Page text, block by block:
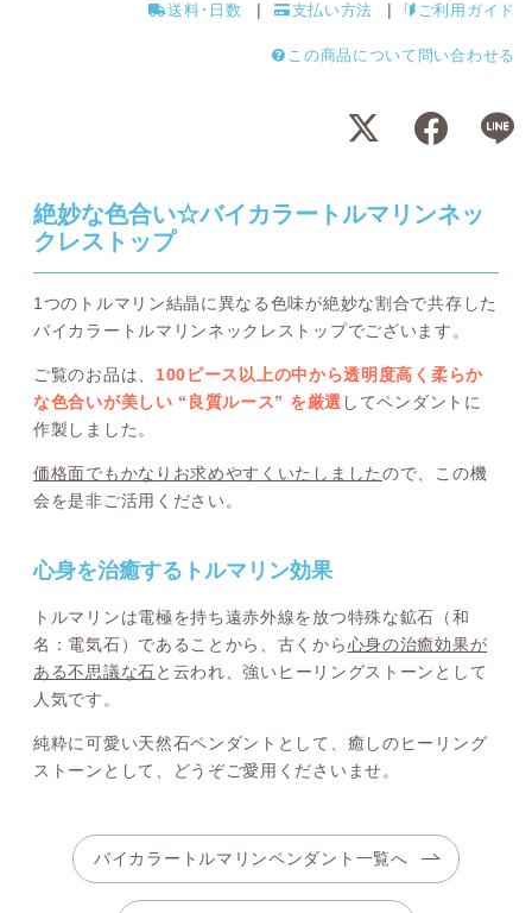
送料･日数 支払い方法 ご利用ガイド
この商品について問い合わせる
絶妙な色合い☆バイカラートルマリンネッ
クレストップ
1つのトルマリン結晶に異なる色味が絶妙な割合で共存した
バイカラートルマリンネックレストップでございます。
ご覧のお品は、 100ピース以上の中から透明度高く柔らか
な色合いが美しい “良質ルース” を厳選 してペンダントに
作製しました。
価格面でもかなりお求めやすくいたしましたので、この機
会を是非ご活用ください。
心身を治癒するトルマリン効果
トルマリンは電極を持ち遠赤外線を放つ特殊な鉱石（和
名：電気石）であることから、古くから心身の治癒効果が
ある不思議な石と云われ、強いヒーリングストーンとして
人気です。
純粋に可愛い天然石ペンダントとして、癒しのヒーリング
ストーンとして、どうぞご愛用くださいませ。
バイカラートルマリンペンダント一覧へ